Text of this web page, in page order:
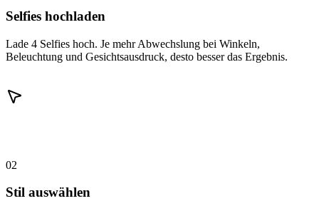
Selfies hochladen
Lade 4 Selfies hoch. Je mehr Abwechslung bei Winkeln,
Beleuchtung und Gesichtsausdruck, desto besser das Ergebnis.
02
Stil auswählen